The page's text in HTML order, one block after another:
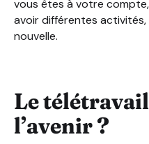
vous êtes à votre
avoir différentes
nouvelle.
Le télétravail
l’avenir ?